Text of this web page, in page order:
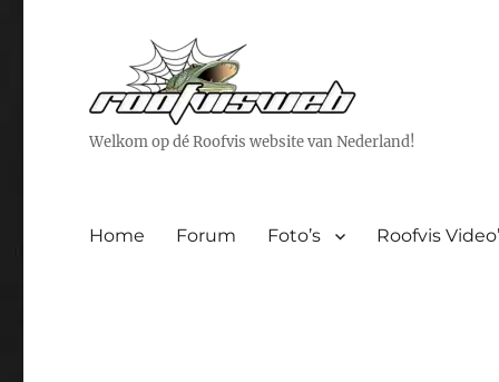
Welkom op dé Roofvis website van Nederland!
Home Forum Foto’s Roofvis